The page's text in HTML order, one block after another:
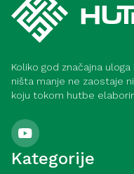
Koliko god značajna
ništa manje ne zaostaje
koju tokom hutbe
Kategorije